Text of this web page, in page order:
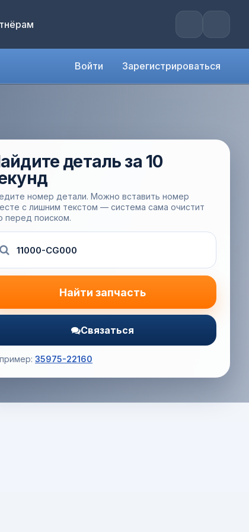
Войти Зарегистрироваться
деталь за 10
номер детали. Можно вставить номер
с лишним текстом — система сама очистит
перед поиском.
Найти запчасть
Связаться
35975-22160